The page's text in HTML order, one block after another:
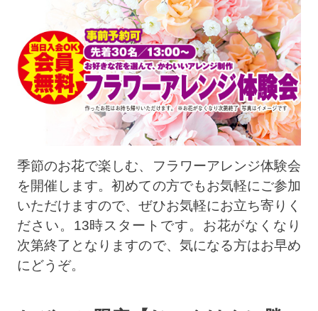
季節のお花で楽しむ、フラワーアレンジ体験会
を開催します。初めての方でもお気軽にご参加
いただけますので、ぜひお気軽にお立ち寄りく
ださい。13時スタートです。お花がなくなり
次第終了となりますので、気になる方はお早め
にどうぞ。